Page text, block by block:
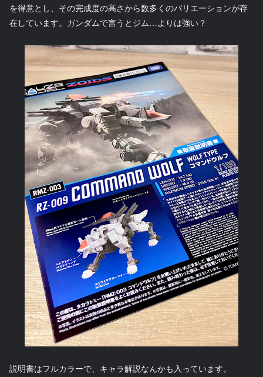
を得意とし、その完成度の高さから数多くのバリエーションが存
在しています。ガンダムで言うとジム…よりは強い？
説明書はフルカラーで、キャラ解説なんかも入っています。